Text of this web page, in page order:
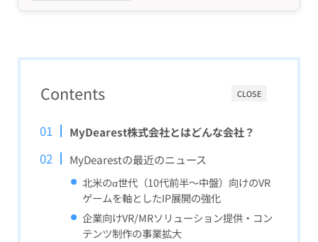
CLOSE
Contents
MyDearest株式会社とはどんな会社？
MyDearestの最近のニュース
北米のα世代（10代前半〜中盤）向けのVR
ゲームを軸としたIP展開の強化
企業向けVR/MRソリューション提供・コン
テンツ制作の事業拡大